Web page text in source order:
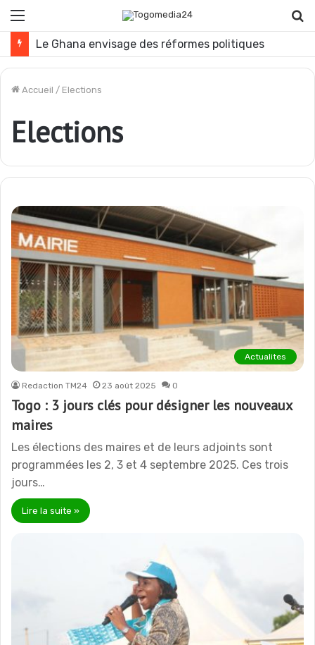
Menu
Le Ghana envisage des réformes politiques
Accueil / Elections
Elections
Actualites
Redaction TM24 23 août 2025 0
Togo : 3 jours clés pour désigner les nouveaux
maires
Les élections des maires et de leurs adjoints sont
programmées les 2, 3 et 4 septembre 2025. Ces trois
jours…
Lire la suite »